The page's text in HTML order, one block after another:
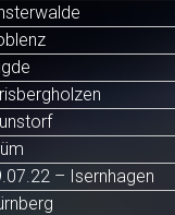
– Isernhagen